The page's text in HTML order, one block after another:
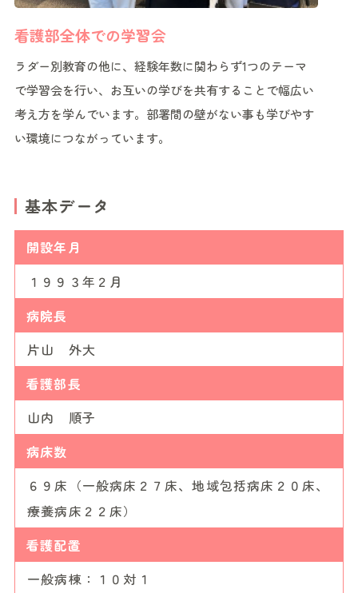
看護部全体での学習会
ラダー別教育の他に、経験年数に関わらず1つのテーマ
で学習会を行い、お互いの学びを共有することで幅広い
考え方を学んでいます。部署間の壁がない事も学びやす
い環境につながっています。
基本データ
開設年月
１９９３年２月
病院長
片山 外大
看護部長
山内 順子
病床数
６９床（一般病床２７床、地域包括病床２０床、
療養病床２２床）
看護配置
一般病棟：１０対１